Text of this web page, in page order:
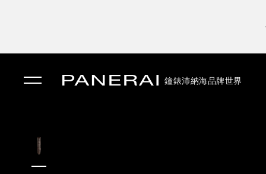
鐘錶沛納海品牌世界